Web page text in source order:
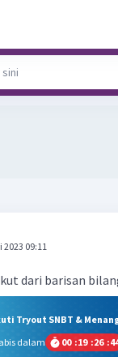
09:11
dari barisan
Tryout SNBT &
dalam
00 :19 :26 :